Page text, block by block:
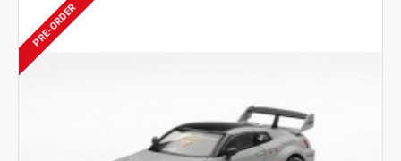
PRE-ORDER